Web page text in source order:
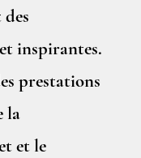
inspirantes.
prestations
la
et le